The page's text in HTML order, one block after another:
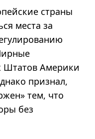
страны
места за
Штатов Америки
признал,
тем, что
без